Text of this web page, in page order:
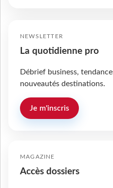
NEWSLETTER
La quotidienne pro
Débrief business,
nouveautés destinations.
Je m'inscris
MAGAZINE
Accès dossiers